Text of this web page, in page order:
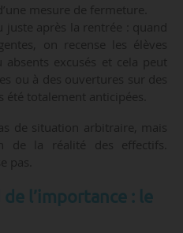
mesure de fermeture.
juste après la rentrée : quand
on recense les élèves
excusés et cela peut
ou à des ouvertures sur des
été totalement anticipées.
de situation arbitraire, mais
de la réalité des effectifs.
pas.
l’importance : le